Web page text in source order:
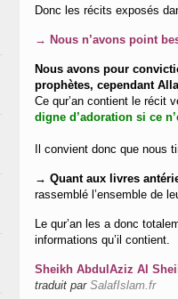
Donc les récits exposés
→ Nous n’avons point
Nous avons pour
prophètes, cependant
Ce qur’an contient le récit
digne d’adoration si ce
Il convient donc que
→ Quant aux livres
rassemblé l’ensemble de
Le qur’an les a donc
informations qu’il contient.
Sheikh AbdulAziz Al
traduit par SalafIslam.fr